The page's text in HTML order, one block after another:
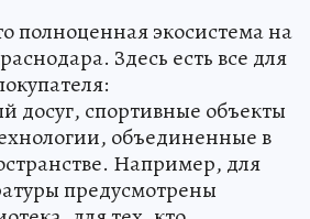
полноценная экосистема на
Здесь есть все для
досуг, спортивные объекты
объединенные в
Например, для
предусмотрены